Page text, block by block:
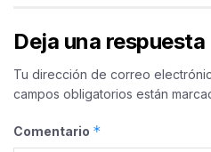
Deja una respuesta
Tu dirección de correo
campos obligatorios están
Comentario *